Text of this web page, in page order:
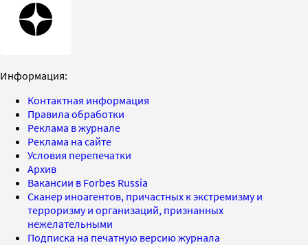
Информация:
Контактная информация
Правила обработки
Реклама в журнале
Реклама на сайте
Условия перепечатки
Архив
Вакансии в Forbes Russia
Сканер иноагентов, причастных к экстремизму и
терроризму и организаций, признанных
нежелательными
Подписка на печатную версию журнала